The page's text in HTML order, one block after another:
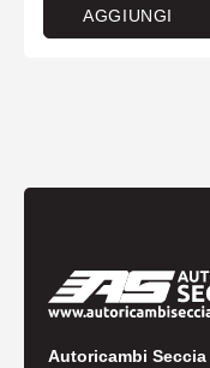
AGGIUNGI
Autoricambi Seccia